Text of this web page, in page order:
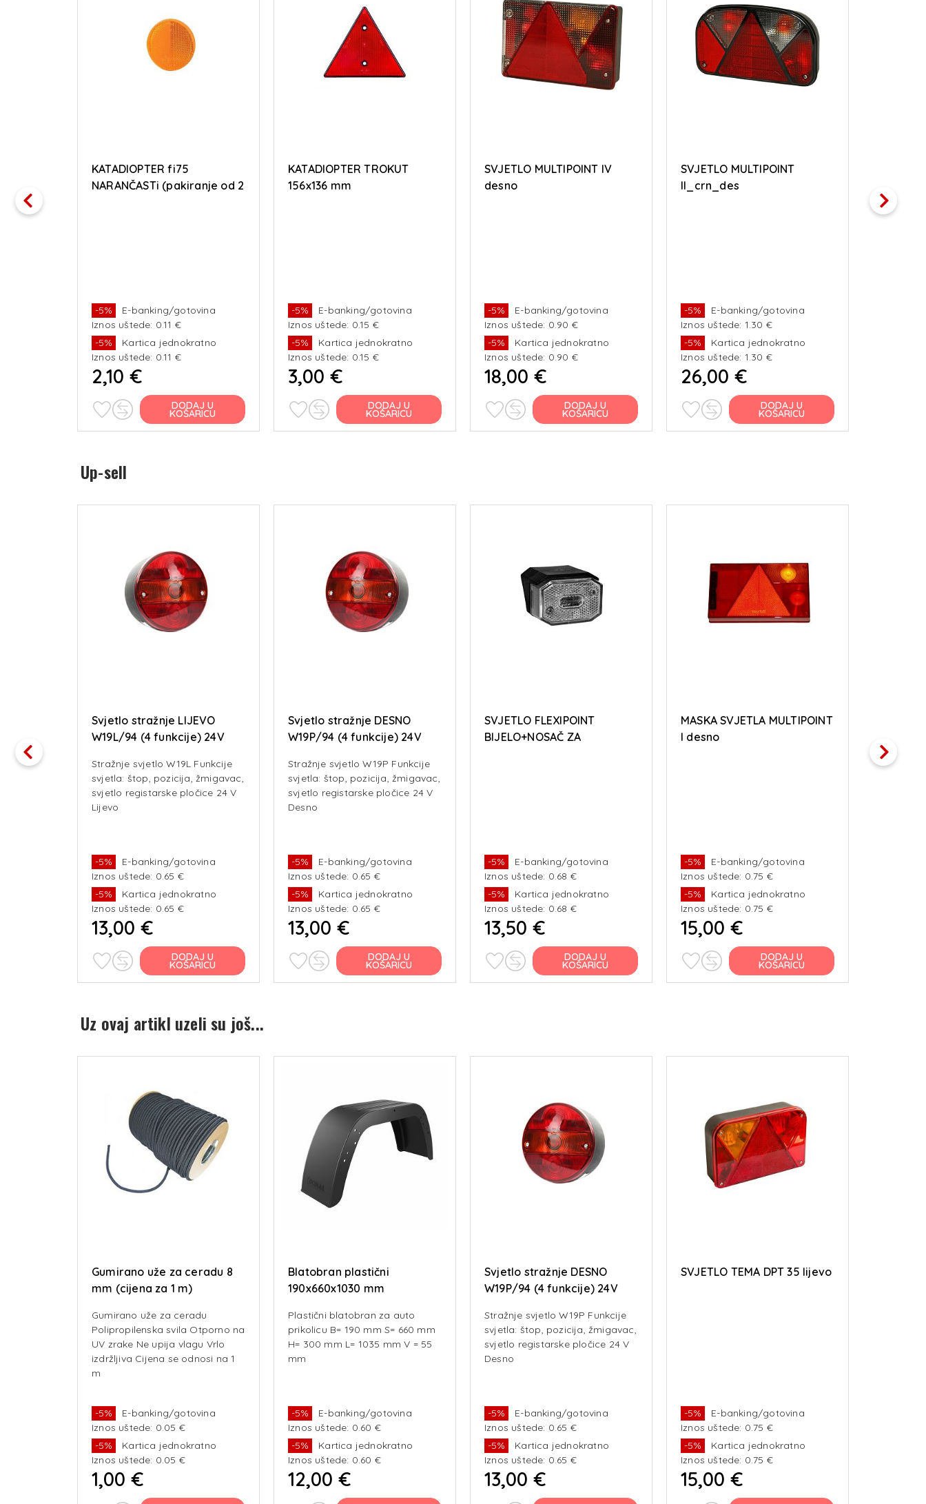
KATADIOPTER fi75
NARANČASTi (pakiranje od 2
-5%
E-banking/gotovina
Iznos uštede: 0.11 €
-5%
Kartica jednokratno
Iznos uštede: 0.11 €
2,10 €
DODAJ U
KOŠARICU
KATADIOPTER TROKUT
156x136 mm
-5%
E-banking/gotovina
Iznos uštede: 0.15 €
-5%
Kartica jednokratno
Iznos uštede: 0.15 €
3,00 €
DODAJ U
KOŠARICU
SVJETLO MULTIPOINT IV
desno
-5%
E-banking/gotovina
Iznos uštede: 0.90 €
-5%
Kartica jednokratno
Iznos uštede: 0.90 €
18,00 €
DODAJ U
KOŠARICU
SVJETLO MULTIPOINT
II_crn_des
-5%
E-banking/gotovina
Iznos uštede: 1.30 €
-5%
Kartica jednokratno
Iznos uštede: 1.30 €
26,00 €
DODAJ U
KOŠARICU
Up-sell
Svjetlo stražnje LIJEVO
W19L/94 (4 funkcije) 24V
Stražnje svjetlo W19L Funkcije
svjetla: štop, pozicija, žmigavac,
svjetlo registarske pločice 24 V
Lijevo
-5%
E-banking/gotovina
Iznos uštede: 0.65 €
-5%
Kartica jednokratno
Iznos uštede: 0.65 €
13,00 €
DODAJ U
KOŠARICU
Svjetlo stražnje DESNO
W19P/94 (4 funkcije) 24V
Stražnje svjetlo W19P Funkcije
svjetla: štop, pozicija, žmigavac,
svjetlo registarske pločice 24 V
Desno
-5%
E-banking/gotovina
Iznos uštede: 0.65 €
-5%
Kartica jednokratno
Iznos uštede: 0.65 €
13,00 €
DODAJ U
KOŠARICU
SVJETLO FLEXIPOINT
BIJELO+NOSAČ ZA
-5%
E-banking/gotovina
Iznos uštede: 0.68 €
-5%
Kartica jednokratno
Iznos uštede: 0.68 €
13,50 €
DODAJ U
KOŠARICU
MASKA SVJETLA MULTIPOINT
I desno
-5%
E-banking/gotovina
Iznos uštede: 0.75 €
-5%
Kartica jednokratno
Iznos uštede: 0.75 €
15,00 €
DODAJ U
KOŠARICU
Uz ovaj artikl uzeli su još...
Gumirano uže za ceradu 8
mm (cijena za 1 m)
Gumirano uže za ceradu
Polipropilenska svila Otporno na
UV zrake Ne upija vlagu Vrlo
izdržljiva Cijena se odnosi na 1
m
-5%
E-banking/gotovina
Iznos uštede: 0.05 €
-5%
Kartica jednokratno
Iznos uštede: 0.05 €
1,00 €
Blatobran plastični
190x660x1030 mm
Plastični blatobran za auto
prikolicu B= 190 mm S= 660 mm
H= 300 mm L= 1035 mm V = 55
mm
-5%
E-banking/gotovina
Iznos uštede: 0.60 €
-5%
Kartica jednokratno
Iznos uštede: 0.60 €
12,00 €
Svjetlo stražnje DESNO
W19P/94 (4 funkcije) 24V
Stražnje svjetlo W19P Funkcije
svjetla: štop, pozicija, žmigavac,
svjetlo registarske pločice 24 V
Desno
-5%
E-banking/gotovina
Iznos uštede: 0.65 €
-5%
Kartica jednokratno
Iznos uštede: 0.65 €
13,00 €
SVJETLO TEMA DPT 35 lijevo
-5%
E-banking/gotovina
Iznos uštede: 0.75 €
-5%
Kartica jednokratno
Iznos uštede: 0.75 €
15,00 €